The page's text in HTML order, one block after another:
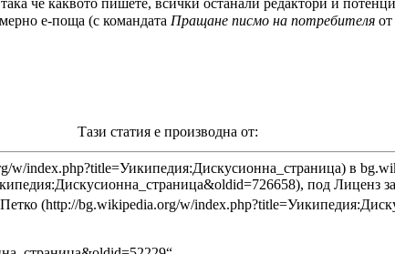
че каквото пишете, всички останали редактори и
е-поща (с командата Пращане писмо на потребителя
Тази статия е производна от:
в
, под Лиценз